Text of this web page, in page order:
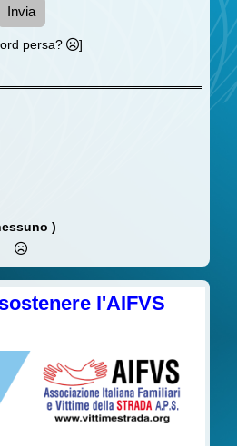
Invia
persa? ]
)
l'AIFVS